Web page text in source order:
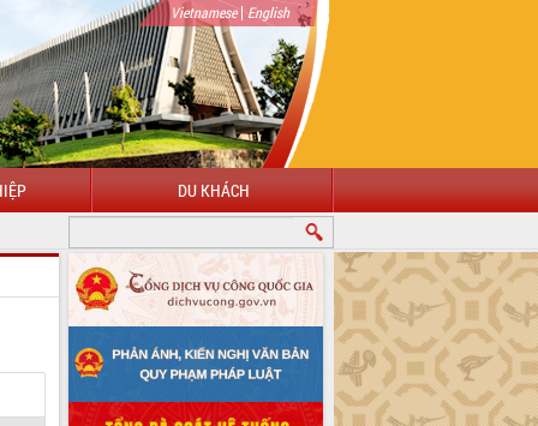
Vietnamese| English
DU KHÁCH